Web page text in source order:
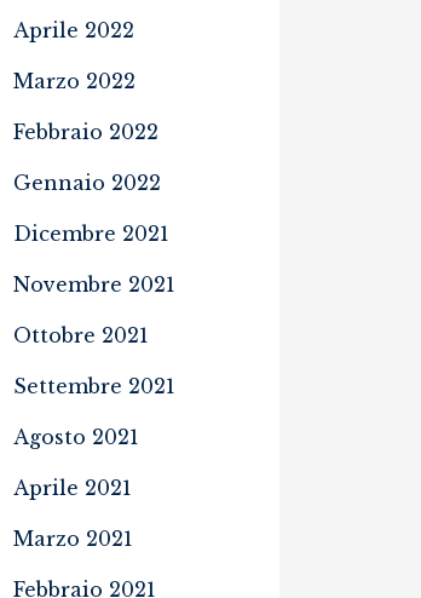
Aprile 2022
Marzo 2022
Febbraio 2022
Gennaio 2022
Dicembre 2021
Novembre 2021
Ottobre 2021
Settembre 2021
Agosto 2021
Aprile 2021
Marzo 2021
Febbraio 2021